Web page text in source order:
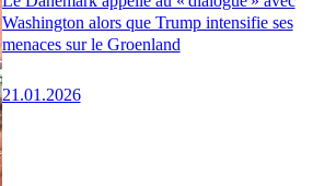
Washington alors que Trump intensifie ses
menaces sur le Groenland
21.01.2026